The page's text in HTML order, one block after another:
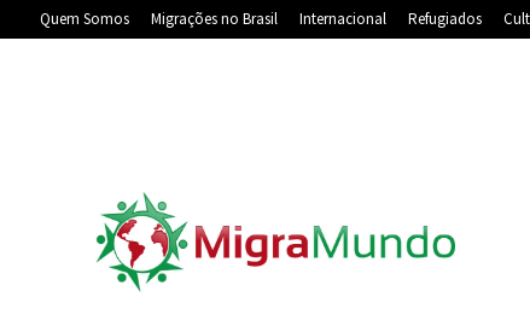
Quem Somos Migrações no Brasil Internacional Refugiados